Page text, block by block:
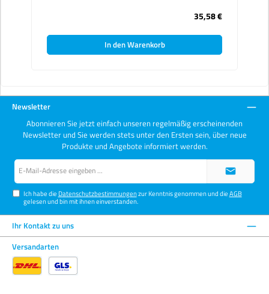
hervorragende Saugfähigkeit- der Polypropylen Griff
Reinigungswirkung wird kontrolliert und durch die flexible
Paddel unterstützt- eine ausgezeichnete Verträglichkeit mit
den meisten Lösungsmitteln einschließlich Azeton, sowie
35,58 €
In den Warenkorb
Newsletter
Abonnieren Sie jetzt einfach unseren regelmäßig erscheinenden
Newsletter und Sie werden stets unter den Ersten sein, über neue
Produkte und Angebote informiert werden.
Ich habe die Datenschutzbestimmungenzur Kenntnis genommen und dieAGB
gelesen und bin mit ihnen einverstanden.
Ihr Kontakt zu uns
Versandarten